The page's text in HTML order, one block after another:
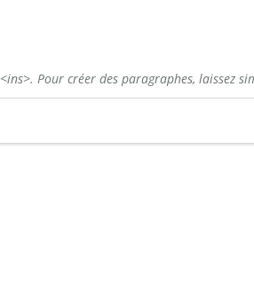
<ins>. Pour créer des paragraphes, laissez